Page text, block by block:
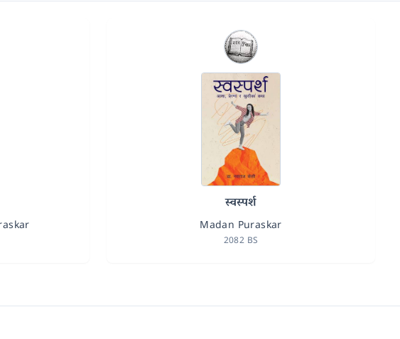
स्वस्पर्श
Madan Puraskar
2082 BS